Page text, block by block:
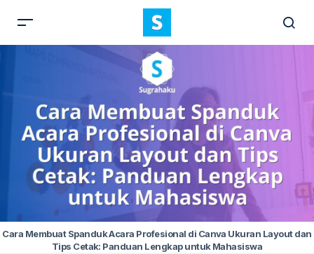
Cara Membuat Spanduk Acara Profesional di Canva Ukuran Layout dan
Tips Cetak: Panduan Lengkap untuk Mahasiswa